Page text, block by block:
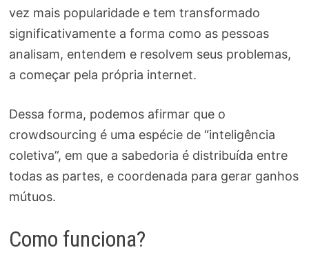
vez mais popularidade e tem transformado
significativamente a forma como as pessoas
analisam, entendem e resolvem seus problemas,
a começar pela própria internet.
Dessa forma, podemos afirmar que o
crowdsourcing é uma espécie de “inteligência
coletiva”, em que a sabedoria é distribuída entre
todas as partes, e coordenada para gerar ganhos
mútuos.
Como funciona?